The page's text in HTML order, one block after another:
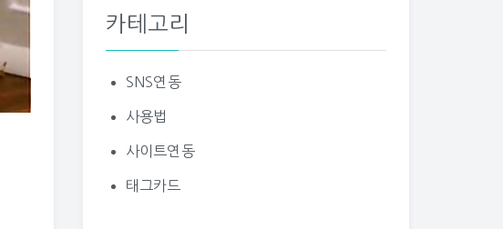
카테고리
SNS연동
사용법
사이트연동
태그카드